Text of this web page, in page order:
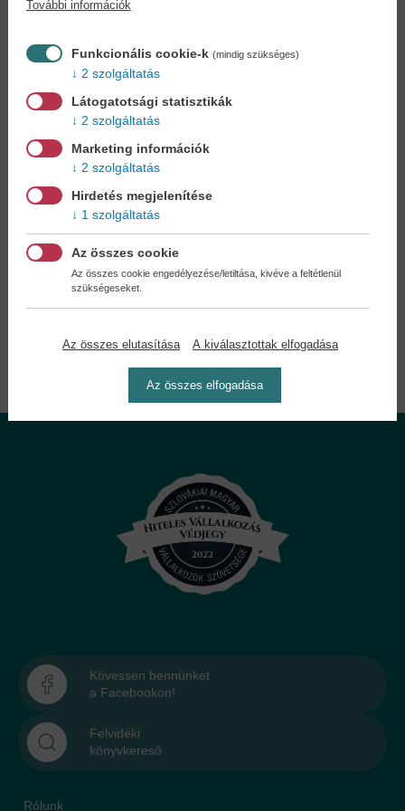
könyve beszerzését!Könyvkereső-szolgálat
Otthonában, kényelmesen
könyvet - tumultus nélkül!
Kedvezmények, nyereményjátékok,
Ön is!
A legelőnyösebb postaköltséggel
Önnek semmiféle kötelezettsége a Családi
Kövessen bennünket
a Facebookon!
Felvidéki
könyvkereső
Rólunk
További információk
Funkcionális cookie-k (mindig szükséges)
2 szolgáltatás
Látogatotsági statisztikák
2 szolgáltatás
Marketing információk
2 szolgáltatás
Hirdetés megjelenítése
1 szolgáltatás
Az összes cookie
Az összes cookie engedélyezése/letiltása, kivéve a feltétlenül
szükségeseket.
Az összes elutasítása A kiválasztottak elfogadása
Az összes elfogadása